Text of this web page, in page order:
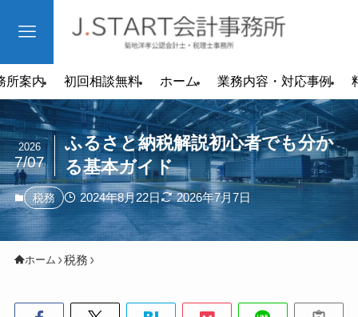
所案内 初回相談無料 ホーム 業務内容・対応事例
ふるさと納税解説初心者でも分か
る基本ガイド
2026
7/07
税務 2024年8月22日 2026年7月7日
ホーム 税務